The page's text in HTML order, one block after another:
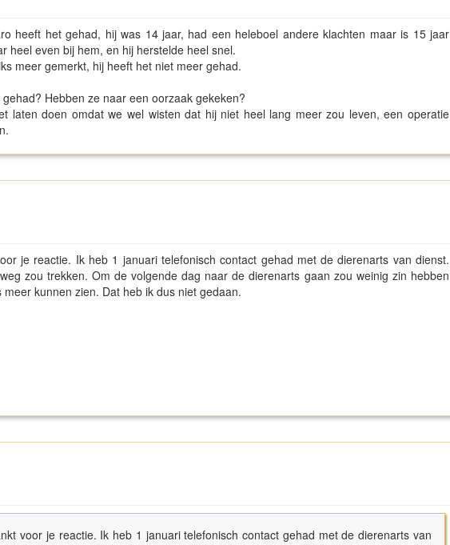
heeft het gehad, hij was 14 jaar, had een heleboel andere klachten maar is 15 jaar
heel even bij hem, en hij herstelde heel snel.
meer gemerkt, hij heeft het niet meer gehad.
Hebben ze naar een oorzaak gekeken?
laten doen omdat we wel wisten dat hij niet heel lang meer zou leven, een operatie
je reactie. Ik heb 1 januari telefonisch contact gehad met de dierenarts van dienst.
zou trekken. Om de volgende dag naar de dierenarts gaan zou weinig zin hebben
kunnen zien. Dat heb ik dus niet gedaan.
voor je reactie. Ik heb 1 januari telefonisch contact gehad met de dierenarts van